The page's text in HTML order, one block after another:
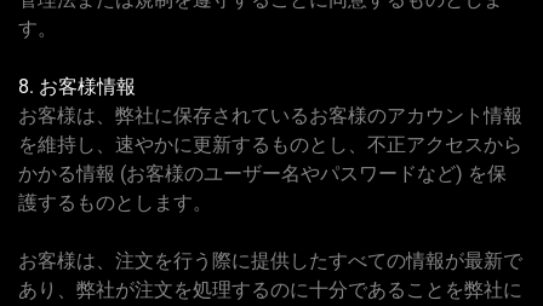
す。
8. お客様情報
お客様は、弊社に保存されているお客様のアカウント情報
を維持し、速やかに更新するものとし、不正アクセスから
かかる情報 (お客様のユーザー名やパスワードなど) を保
護するものとします。
お客様は、注文を行う際に提供したすべての情報が最新で
あり、弊社が注文を処理するのに十分であることを弊社に